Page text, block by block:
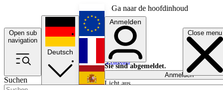
Ga naar de hoofdinhoud
Open sub
navigation
Close menu
Suchen
Deutsch
English
Français
Anmelden
Sie sind abgemeldet.
Anmelden
Licht aus